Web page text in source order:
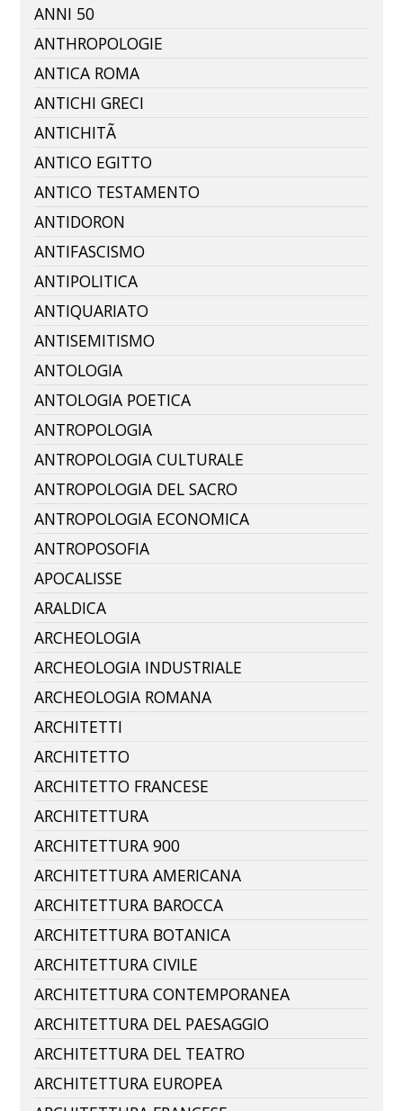
ANNI 50
ANTHROPOLOGIE
ANTICA ROMA
ANTICHI GRECI
ANTICHITÃ
ANTICO EGITTO
ANTICO TESTAMENTO
ANTIDORON
ANTIFASCISMO
ANTIPOLITICA
ANTIQUARIATO
ANTISEMITISMO
ANTOLOGIA
ANTOLOGIA POETICA
ANTROPOLOGIA
ANTROPOLOGIA CULTURALE
ANTROPOLOGIA DEL SACRO
ANTROPOLOGIA ECONOMICA
ANTROPOSOFIA
APOCALISSE
ARALDICA
ARCHEOLOGIA
ARCHEOLOGIA INDUSTRIALE
ARCHEOLOGIA ROMANA
ARCHITETTI
ARCHITETTO
ARCHITETTO FRANCESE
ARCHITETTURA
ARCHITETTURA 900
ARCHITETTURA AMERICANA
ARCHITETTURA BAROCCA
ARCHITETTURA BOTANICA
ARCHITETTURA CIVILE
ARCHITETTURA CONTEMPORANEA
ARCHITETTURA DEL PAESAGGIO
ARCHITETTURA DEL TEATRO
ARCHITETTURA EUROPEA